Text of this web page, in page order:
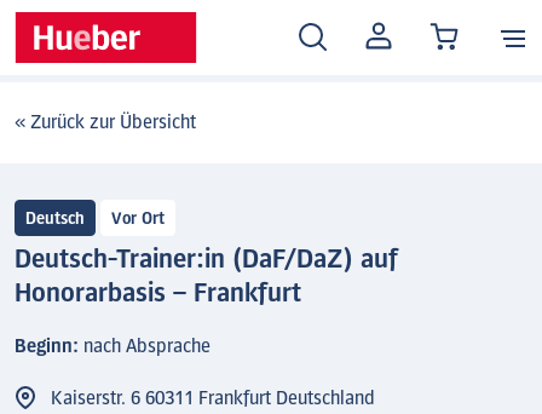
MEIN
KONTO
« Zurück zur Übersicht
Deutsch Vor Ort
Deutsch-Trainer:in (DaF/DaZ) auf
Honorarbasis – Frankfurt
Beginn: nach Absprache
Kaiserstr. 6 60311 Frankfurt Deutschland